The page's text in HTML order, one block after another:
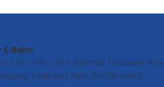
Bahn:
/ S8 / S85 / S9 S-Bahnhof Treptower Park
Treptower Park, Puschkinallee.